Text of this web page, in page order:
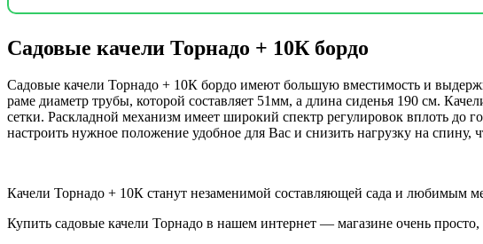
Садовые качели Торнадо + 10К бордо
Садовые качели Торнадо + 10К бордо имеют большую вместимость и
раме диаметр трубы, которой составляет 51мм, а длина сиденья 190 см.
сетки. Раскладной механизм имеет широкий спектр регулировок вплоть до
настроить нужное положение удобное для Вас и снизить нагрузку на
Качели Торнадо + 10К станут незаменимой составляющей сада и любимым
Купить садовые качели Торнадо в нашем интернет — магазине очень